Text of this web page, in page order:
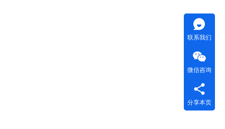
联系我们
微信咨询
分享本页